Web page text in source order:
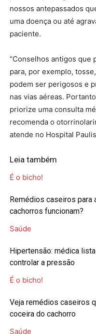
nossos antepassados
uma doença ou até
paciente.
“Conselhos antigos que
para, por exemplo,
podem ser perigosos e
nas vias aéreas.
priorize uma consulta
recomenda o
atende no Hospital
Leia também
É o bicho!
Remédios caseiros para
cachorros funcionam?
Saúde
Hipertensão: médica
controlar a pressão
É o bicho!
Veja remédios caseiros
coceira do cachorro
Saúde